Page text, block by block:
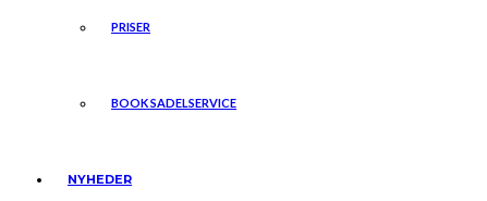
PRISER
BOOK SADELSERVICE
NYHEDER